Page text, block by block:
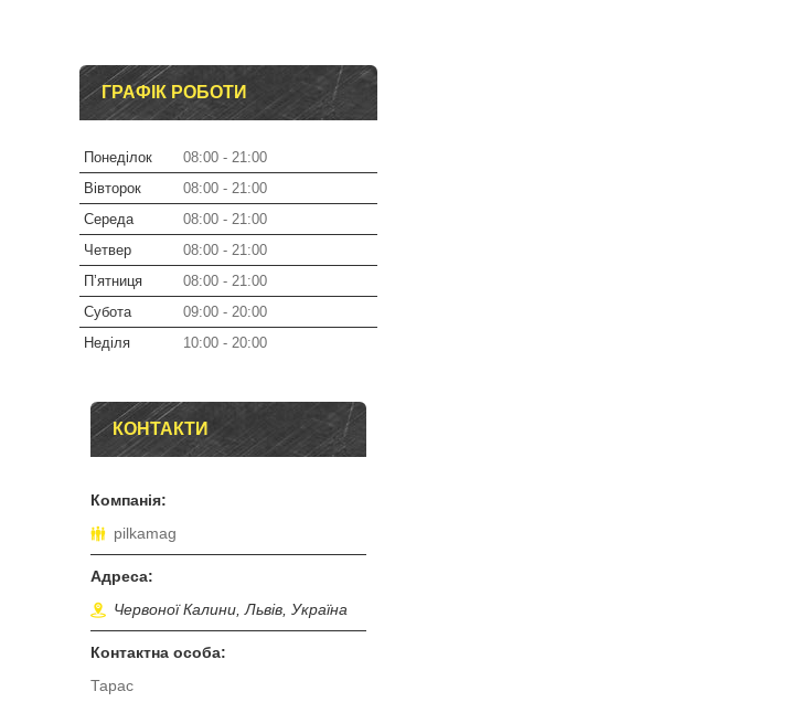
ГРАФІК РОБОТИ
Понеділок 08:00
21:00
Вівторок
08:00
21:00
Середа
08:00
21:00
Четвер
08:00
21:00
Пʼятниця
08:00
21:00
Субота
09:00
20:00
Неділя
10:00 20:00
КОНТАКТИ
pilkamag
Червоної Калини, Львів, Україна
Тарас